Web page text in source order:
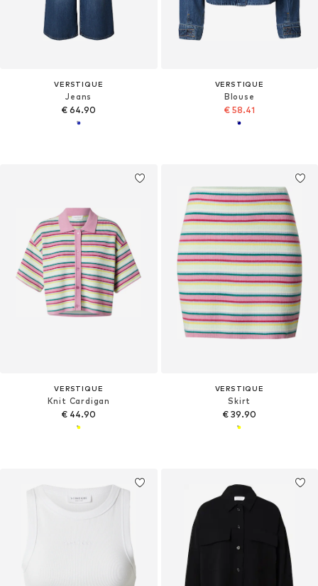
VERSTIQUE
Jeans
€ 64.90
VERSTIQUE
Blouse
€ 58.41
VERSTIQUE
Knit Cardigan
€ 44.90
VERSTIQUE
Skirt
€ 39.90